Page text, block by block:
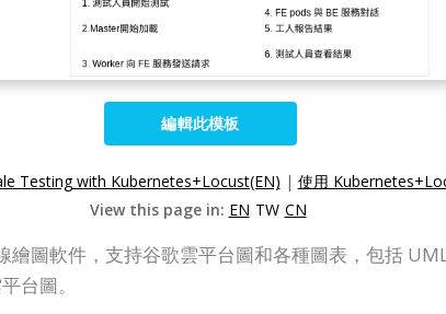
編輯此模板
Testing with Kubernetes+Locust(EN) | 使用
View this page in: EN TW CN
圖軟件，支持谷歌雲平台圖和各種圖表，包括
台圖。